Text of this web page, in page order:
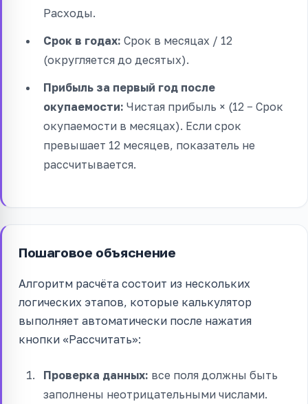
Расходы.
Срок в годах: Срок в месяцах / 12
(округляется до десятых).
Прибыль за первый год после
окупаемости: Чистая прибыль × (12 − Срок
окупаемости в месяцах). Если срок
превышает 12 месяцев, показатель не
рассчитывается.
Пошаговое объяснение
Алгоритм расчёта состоит из нескольких
логических этапов, которые калькулятор
выполняет автоматически после нажатия
кнопки «Рассчитать»:
Проверка данных: все поля должны быть
заполнены неотрицательными числами.